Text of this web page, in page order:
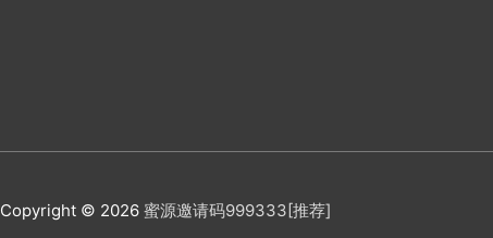
Copyright © 2026 蜜源邀请码999333[推荐]